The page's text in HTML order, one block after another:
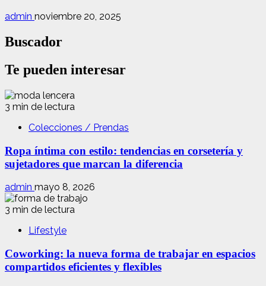
admin noviembre 20, 2025
Buscador
Te pueden interesar
3 min de lectura
Colecciones / Prendas
Ropa íntima con estilo: tendencias en corsetería y
sujetadores que marcan la diferencia
admin mayo 8, 2026
3 min de lectura
Lifestyle
Coworking: la nueva forma de trabajar en espacios
compartidos eficientes y flexibles